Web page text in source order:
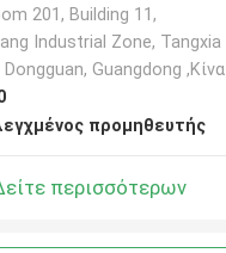
201, Building 11,
Industrial Zone, Tangxia
Guangdong ,Κίνα
προμηθευτής
περισσότερων